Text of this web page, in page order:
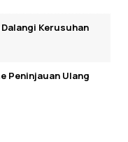
Kerusuhan
Peninjauan Ulang